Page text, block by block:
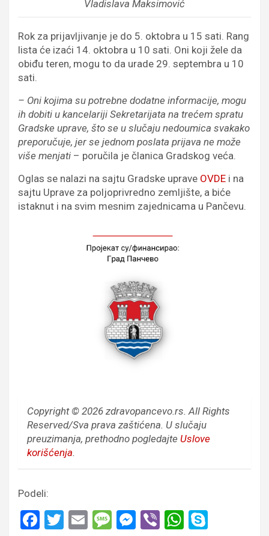
Vladislava Maksimović
Rok za prijavljivanje je do 5. oktobra u 15 sati. Rang
lista će izaći 14. oktobra u 10 sati. Oni koji žele da
obiđu teren, mogu to da urade 29. septembra u 10
sati.
– Oni kojima su potrebne dodatne informacije, mogu
ih dobiti u kancelariji Sekretarijata na trećem spratu
Gradske uprave, što se u slučaju nedoumica svakako
preporučuje, jer se jednom poslata prijava ne može
više menjati – poručila je članica Gradskog veća.
Oglas se nalazi na sajtu Gradske uprave OVDE i na
sajtu Uprave za poljoprivredno zemljište, a biće
istaknut i na svim mesnim zajednicama u Pančevu.
Copyright © 2026 zdravopancevo.rs. All Rights
Reserved/Sva prava zaštićena. U slučaju
preuzimanja, prethodno pogledajte Uslove
korišćenja.
Podeli:
F
T
E
M M Vi W